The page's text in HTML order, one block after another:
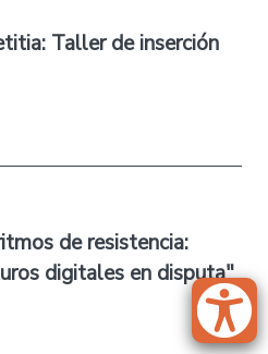
Taller de inserción
de resistencia:
digitales en disputa"